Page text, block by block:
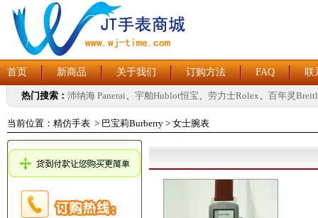
首页 新商品 关于我们 订购方法 FAQ 联
热门搜索： 沛纳海 Panerai、 宇舶Hublot恒宝、 劳力士Rolex、 百年灵
当前位置： 精仿手表 > 巴宝莉Burberry > 女士腕表